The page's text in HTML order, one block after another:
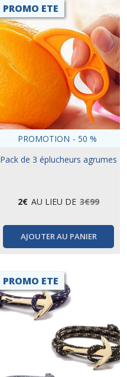
PROMO ETE
PROMOTION - 50 %
Pack de 3 éplucheurs agrumes
2€ AU LIEU DE 3€99
AJOUTER AU PANIER
PROMO ETE